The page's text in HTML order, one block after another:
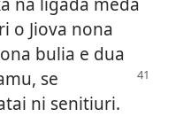
o Jiova nona
bulia e dua
se
ni senitiuri.